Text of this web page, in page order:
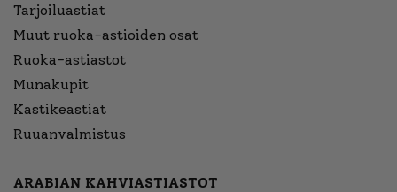
Tarjoiluastiat
Muut ruoka-astioiden osat
Ruoka-astiastot
Munakupit
Kastikeastiat
Ruuanvalmistus
ARABIAN KAHVIASTIASTOT